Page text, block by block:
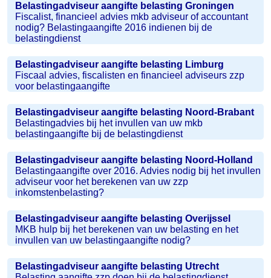
Belastingadviseur aangifte belasting Groningen
Fiscalist, financieel advies mkb adviseur of accountant
nodig? Belastingaangifte 2016 indienen bij de
belastingdienst
Belastingadviseur aangifte belasting Limburg
Fiscaal advies, fiscalisten en financieel adviseurs zzp
voor belastingaangifte
Belastingadviseur aangifte belasting Noord-Brabant
Belastingadvies bij het invullen van uw mkb
belastingaangifte bij de belastingdienst
Belastingadviseur aangifte belasting Noord-Holland
Belastingaangifte over 2016. Advies nodig bij het invullen
adviseur voor het berekenen van uw zzp
inkomstenbelasting?
Belastingadviseur aangifte belasting Overijssel
MKB hulp bij het berekenen van uw belasting en het
invullen van uw belastingaangifte nodig?
Belastingadviseur aangifte belasting Utrecht